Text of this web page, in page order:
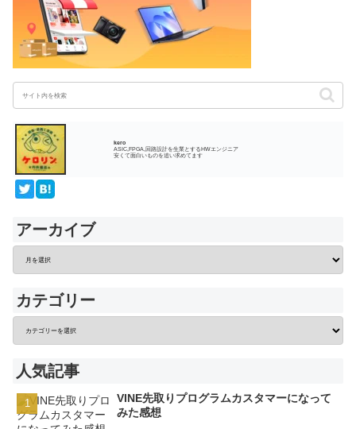
kero
ASIC,FPGA,回路設計を生業とするHWエンジニア
安くて面白いものを追い求めてます
アーカイブ
カテゴリー
人気記事
VINE先取りプログラムカスタマーになって
みた感想